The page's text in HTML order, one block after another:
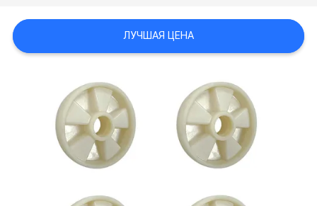
POLICY
ЛУЧШАЯ ЦЕНА